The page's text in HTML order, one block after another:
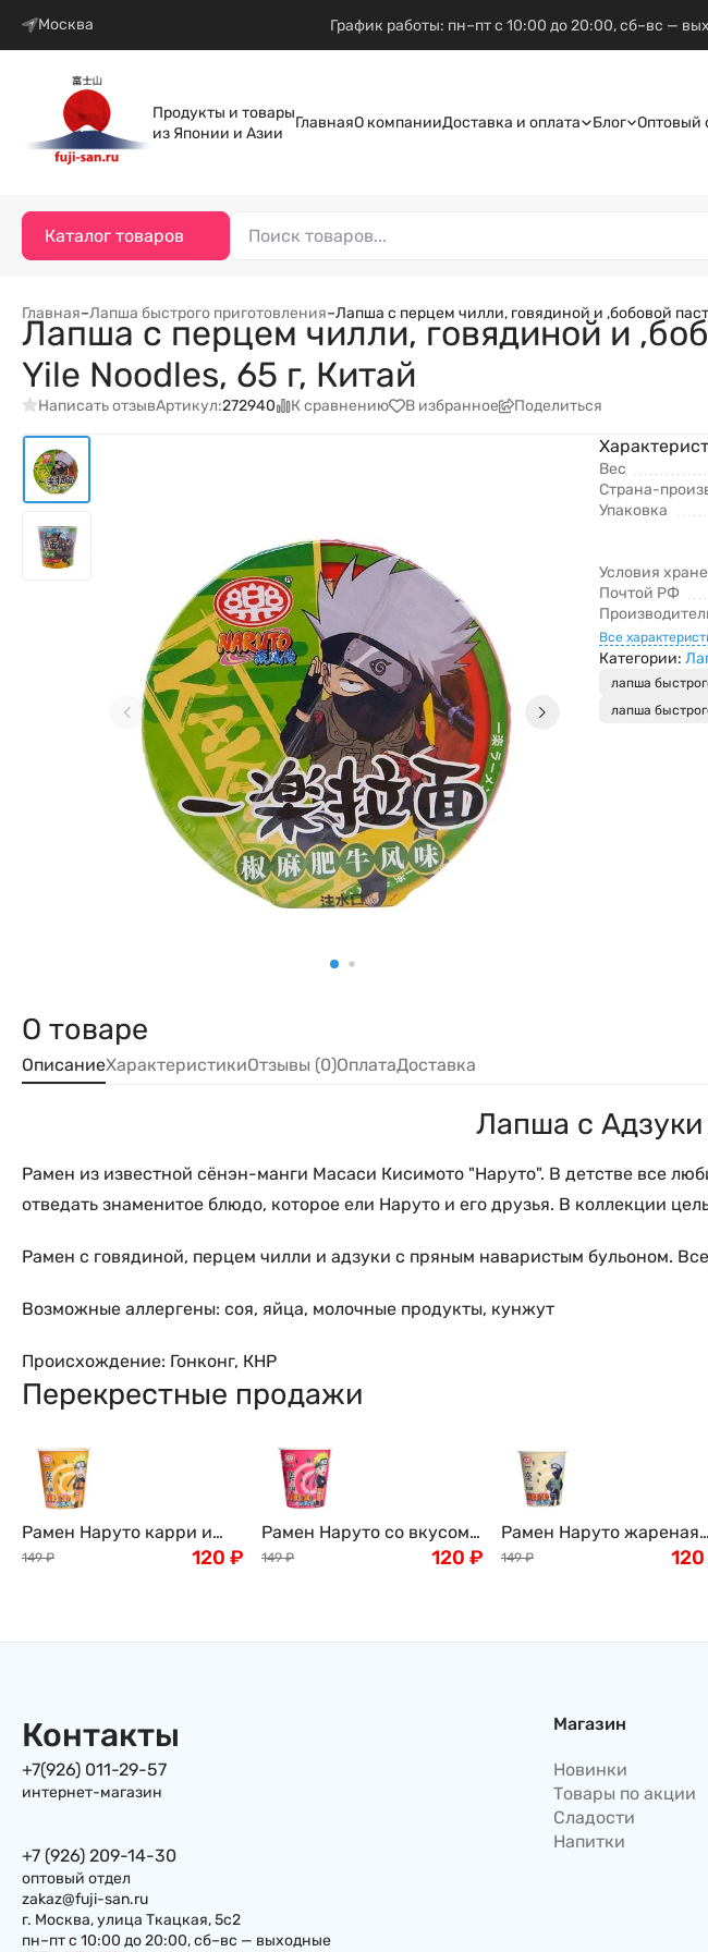
Москва График работы: пн–пт с 10:00 до 20:00, сб–вс —
Продукты и товары
из Японии и Азии
ГлавнаяО компанииДоставка и оплата Блог Оптовый
Каталог товаров
Главная–Лапша быстрого приготовления–Лапша с перцем чилли, говядиной и ,бобовой
Лапша с перцем чилли, говядиной и
Yile Noodles, 65 г, Китай
Написать отзывАртикул:272940 К сравнению В избранное Поделиться
Вес
Страна-
Упаковка
Условия
Почтой РФ
Все
Категории:
лапша
лапша
О товаре
ОписаниеХарактеристикиОтзывы (0)ОплатаДоставка
Лапша с
Рамен из известной сёнэн-манги Масаси Кисимото "Наруто". В детстве все
отведать знаменитое блюдо, которое ели Наруто и его друзья. В коллекции
Рамен с говядиной, перцем чилли и адзуки с пряным наваристым бульоном.
Возможные аллергены: соя, яйца, молочные продукты, кунжут
Происхождение: Гонконг, КНР
Перекрестные продажи
Рамен Наруто карри и
жареная говядина Naruto
149 ₽ 120 ₽
Рамен Наруто со вкусом
томленой телятины
149 ₽ 120 ₽
Рамен Наруто жареная
курица с грибами
149 ₽ 120
Контакты
+7(926) 011-29-57
интернет-магазин
+7 (926) 209-14-30
оптовый отдел
zakaz@fuji-san.ru
г. Москва, улица Ткацкая, 5с2
пн–пт с 10:00 до 20:00, сб–вс — выходные
Магазин
Новинки
Товары по акции
Сладости
Напитки